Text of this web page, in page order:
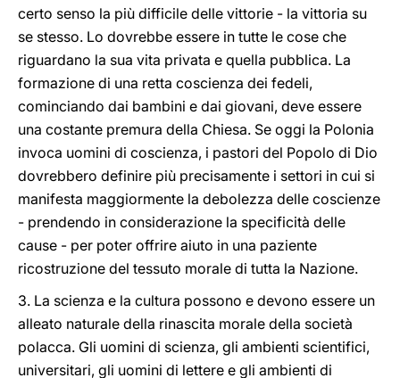
certo senso la più difficile delle vittorie - la vittoria su
se stesso. Lo dovrebbe essere in tutte le cose che
riguardano la sua vita privata e quella pubblica. La
formazione di una retta coscienza dei fedeli,
cominciando dai bambini e dai giovani, deve essere
una costante premura della Chiesa. Se oggi la Polonia
invoca uomini di coscienza, i pastori del Popolo di Dio
dovrebbero definire più precisamente i settori in cui si
manifesta maggiormente la debolezza delle coscienze
- prendendo in considerazione la specificità delle
cause - per poter offrire aiuto in una paziente
ricostruzione del tessuto morale di tutta la Nazione.
3. La scienza e la cultura possono e devono essere un
alleato naturale della rinascita morale della società
polacca. Gli uomini di scienza, gli ambienti scientifici,
universitari, gli uomini di lettere e gli ambienti di